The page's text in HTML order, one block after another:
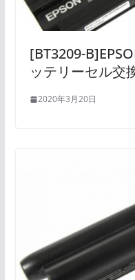
[BT3209-
ッテリーセル交
2020年3月20日